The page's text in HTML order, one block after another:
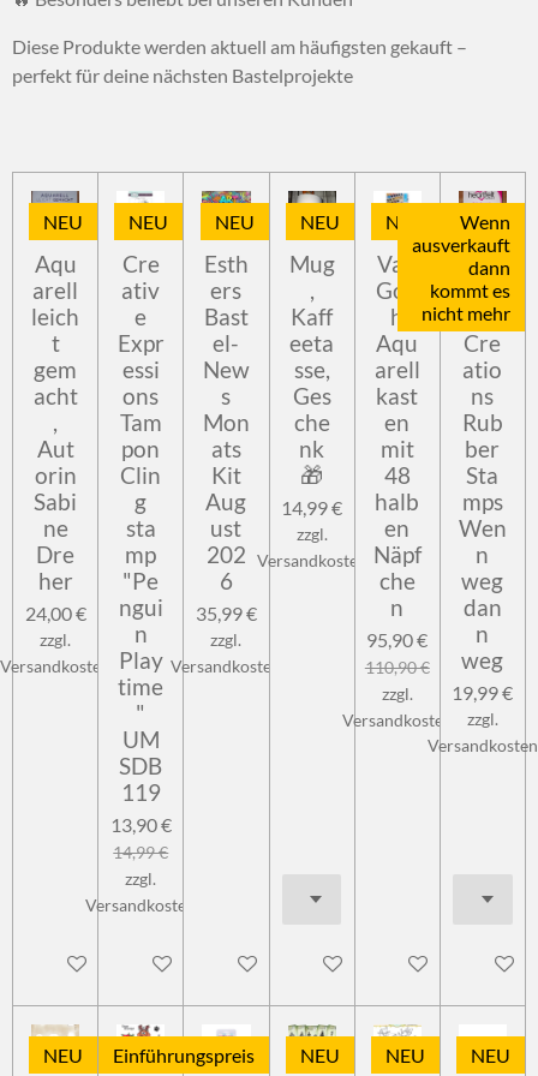
Diese Produkte werden aktuell am häufigsten gekauft –
perfekt für deine nächsten Bastelprojekte
NEU
Aqu
arell
leich
t
gem
acht
,
Aut
orin
Sabi
ne
Dre
her
24,00 €
zzgl.
Versandkosten
In den Warenkorb
NEU
Cre
ativ
e
Expr
essi
ons
Tam
pon
Clin
g
sta
mp
"Pe
ngui
n
Play
time
"
UM
SDB
119
13,90 €
14,99 €
zzgl.
Versandkosten
In den Warenkorb
NEU
Esth
ers
Bast
el-
New
s
Mon
ats
Kit
Aug
ust
202
6
35,99 €
zzgl.
Versandkosten
In den Warenkorb
NEU
Mug
,
Kaff
eeta
sse,
Ges
che
nk
🎁
14,99 €
zzgl.
Versandkosten
In den Warenkorb
NEU
Van
Gog
h
Aqu
arell
kast
en
mit
48
halb
en
Näpf
che
n
95,90 €
110,90 €
zzgl.
Versandkosten
In den Warenkorb
Wenn
ausverkauft
dann
kommt es
nicht mehr
Hea
rtfel
t
Cre
atio
ns
Rub
ber
Sta
mps
Wen
n
weg
dan
n
weg
19,99 €
zzgl.
Versandkosten
In den
NEU NEU
Einführungspreis NEU NEU NEU